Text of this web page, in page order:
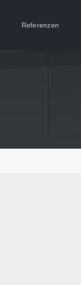
Referenzen